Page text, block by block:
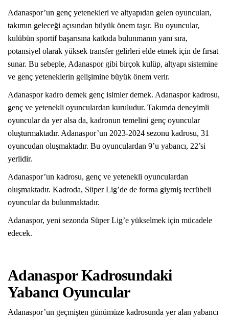
Adanaspor’un genç yetenekleri ve altyapıdan gelen oyuncuları,
takımın geleceği açısından büyük önem taşır. Bu oyuncular,
kulübün sportif başarısına katkıda bulunmanın yanı sıra,
potansiyel olarak yüksek transfer gelirleri elde etmek için de fırsat
sunar. Bu sebeple, Adanaspor gibi birçok kulüp, altyapı sistemine
ve genç yeteneklerin gelişimine büyük önem verir.
Adanaspor kadro demek genç isimler demek. Adanaspor kadrosu,
genç ve yetenekli oyunculardan kuruludur. Takımda deneyimli
oyuncular da yer alsa da, kadronun temelini genç oyuncular
oluşturmaktadır. Adanaspor’un 2023-2024 sezonu kadrosu, 31
oyuncudan oluşmaktadır. Bu oyunculardan 9’u yabancı, 22’si
yerlidir.
Adanaspor’un kadrosu, genç ve yetenekli oyunculardan
oluşmaktadır. Kadroda, Süper Lig’de de forma giymiş tecrübeli
oyuncular da bulunmaktadır.
Adanaspor, yeni sezonda Süper Lig’e yükselmek için mücadele
edecek.
Adanaspor Kadrosundaki
Yabancı Oyuncular
Adanaspor’un geçmişten günümüze kadrosunda yer alan yabancı